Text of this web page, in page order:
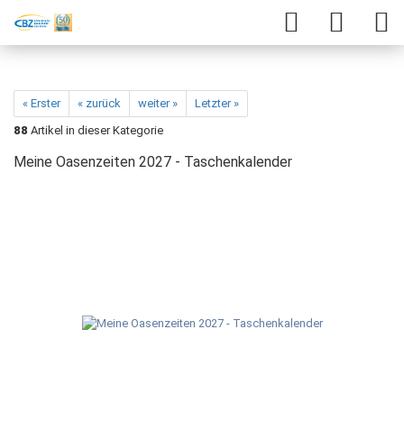
« Erster « zurück weiter »
Letzter »
88 Artikel in dieser Kategorie
Meine Oasenzeiten 2027 - Taschenkalender